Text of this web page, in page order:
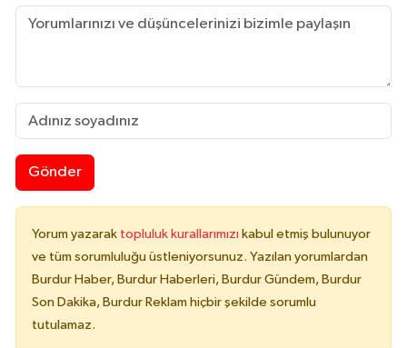
Gönder
Yorum yazarak topluluk kurallarımızı kabul etmiş bulunuyor
ve tüm sorumluluğu üstleniyorsunuz. Yazılan yorumlardan
Burdur Haber, Burdur Haberleri, Burdur Gündem, Burdur
Son Dakika, Burdur Reklam hiçbir şekilde sorumlu
tutulamaz.